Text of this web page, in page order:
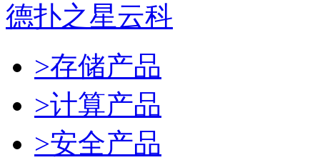
德扑之星云科
>存储产品
>计算产品
>安全产品